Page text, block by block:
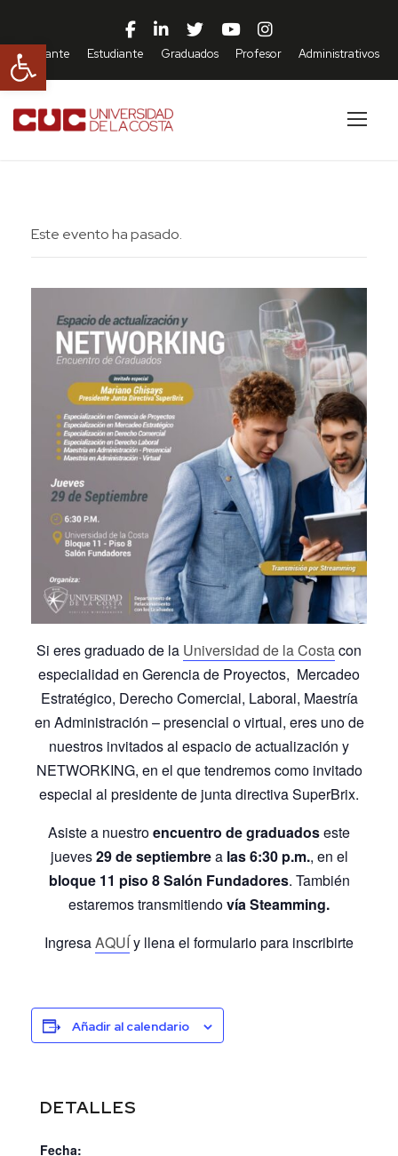
Abrir barra de herramientas
Aspirante Estudiante Graduados Profesor Administrativos
Este evento ha pasado.
Si eres graduado de la Universidad de la Costacon
especialidad en Gerencia de Proyectos, Mercadeo
Estratégico, Derecho Comercial, Laboral, Maestría
en Administración – presencial o virtual, eres uno de
nuestros invitados al espacio de actualización y
NETWORKING, en el que tendremos como invitado
especial al presidente de junta directiva SuperBrix.
Asiste a nuestroencuentro de graduadoseste
jueves29 de septiembrea las 6:30 p.m., en el
bloque 11 piso 8 Salón Fundadores. También
estaremos transmitiendovía Steamming.
IngresaAQUÍy llena el formulario para inscribirte
Añadir al calendario
DETALLES
Fecha: